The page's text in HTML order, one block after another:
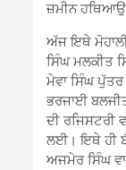
ਜ਼ਮੀਨ
ਅੱਜ ਇਥੇ
ਸਿੰਘ ਮਲਕੀਤ
ਮੇਵਾ ਸਿੰਘ ਪੁੱਤਰ
ਭਰਜਾਈ
ਦੀ ਰਜਿਸਟਰੀ
ਲਈ। ਇਥੇ ਹੀ
ਅਜਮੇਰ ਸਿੰਘ